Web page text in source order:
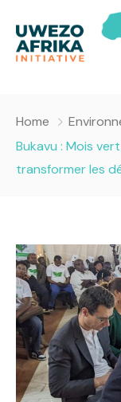
Nous
A propos
Projets
Culture
Success Story
Santé
Politique
Magazines
Emissions
Contact
Opportunités
Home
Bukavu : Mois
transformer les